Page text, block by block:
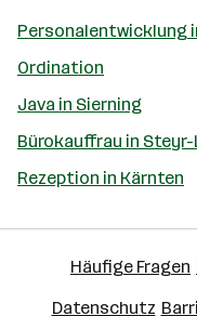
Personalentwicklung
Ordination
Java in Sierning
Bürokauffrau in Steyr-
Rezeption in Kärnten
Häufige Fragen
Datenschutz